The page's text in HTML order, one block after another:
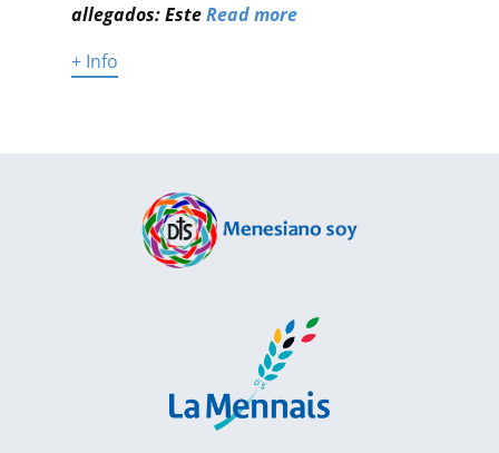
allegados: EsteRead more
+ Info